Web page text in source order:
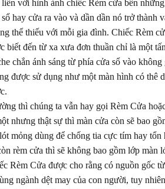
liền với hình ảnh chiếc Rèm cửa bên
hay cửa ra vào và dần dần nó trở thành
thể thiếu với mỗi gia đình. Chiếc Rèm
biết đến từ xa xưa đơn thuần chỉ là một
chắn ánh sáng từ phía cửa sổ vào không
được sử dụng như một màn hình có thê
thì chúng ta vẫn hay gọi Rèm Cửa
nhưng thật sự thì màn cửa còn sẽ bao
mỏng dùng để chống tia cực tím hay tổn
rèm cửa thì sẽ không bao gồm lớp màn
Rèm Cửa được cho rằng có nguồn gốc
ngành dệt may của con người, tuy